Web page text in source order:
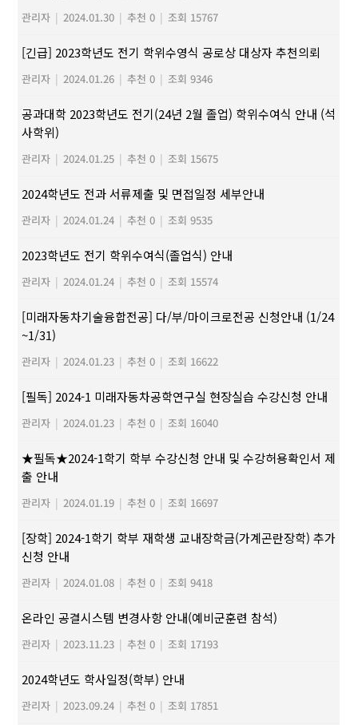
관리자 | 2024.01.30 | 추천 0 | 조회 15767
[긴급] 2023학년도 전기 학위수영식 공로상 대상자 추천의뢰
관리자 | 2024.01.26 | 추천 0 | 조회 9346
공과대학 2023학년도 전기(24년 2월 졸업) 학위수여식 안내 (석
사학위)
관리자 | 2024.01.25 | 추천 0 | 조회 15675
2024학년도 전과 서류제출 및 면접일정 세부안내
관리자 | 2024.01.24 | 추천 0 | 조회 9535
2023학년도 전기 학위수여식(졸업식) 안내
관리자 | 2024.01.24 | 추천 0 | 조회 15574
[미래자동차기술융합전공] 다/부/마이크로전공 신청안내 (1/24
~1/31)
관리자 | 2024.01.23 | 추천 0 | 조회 16622
[필독] 2024-1 미래자동차공학연구실 현장실습 수강신청 안내
관리자 | 2024.01.23 | 추천 0 | 조회 16040
★필독★2024-1학기 학부 수강신청 안내 및 수강허용확인서 제
출 안내
관리자 | 2024.01.19 | 추천 0 | 조회 16697
[장학] 2024-1학기 학부 재학생 교내장학금(가계곤란장학) 추가
신청 안내
관리자 | 2024.01.08 | 추천 0 | 조회 9418
온라인 공결시스템 변경사항 안내(예비군훈련 참석)
관리자 | 2023.11.23 | 추천 0 | 조회 17193
2024학년도 학사일정(학부) 안내
관리자 | 2023.09.24 | 추천 0 | 조회 17851